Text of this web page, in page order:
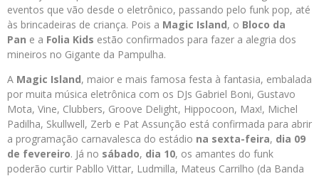
eventos que vão desde o eletrônico, passando pelo funk pop, até
às brincadeiras de criança. Pois a Magic Island, o Bloco da
Pan e a Folia Kids estão confirmados para fazer a alegria dos
mineiros no Gigante da Pampulha.
A Magic Island, maior e mais famosa festa à fantasia, embalada
por muita música eletrônica com os DJs Gabriel Boni, Gustavo
Mota, Vine, Clubbers, Groove Delight, Hippocoon, Max!, Michel
Padilha, Skullwell, Zerb e Pat Assunção está confirmada para abrir
a programação carnavalesca do estádio na sexta-feira, dia 09
de fevereiro. Já no sábado, dia 10, os amantes do funk
poderão curtir Pabllo Vittar, Ludmilla, Mateus Carrilho (da Banda